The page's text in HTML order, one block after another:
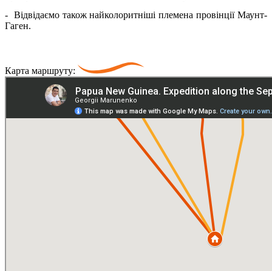
- Відвідаємо також найколоритніші племена провінції Маунт-
Гаген.
Карта маршруту: